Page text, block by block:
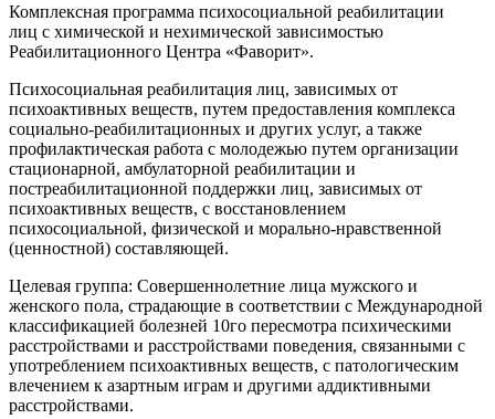
Комплексная программа психосоциальной реабилитации
лиц с химической и нехимической зависимостью
Реабилитационного Центра «Фаворит».
Психосоциальная реабилитация лиц, зависимых от
психоактивных веществ, путем предоставления комплекса
социально-реабилитационных и других услуг, а также
профилактическая работа с молодежью путем организации
стационарной, амбулаторной реабилитации и
постреабилитационной поддержки лиц, зависимых от
психоактивных веществ, с восстановлением
психосоциальной, физической и морально-нравственной
(ценностной) составляющей.
Целевая группа: Совершеннолетние лица мужского и
женского пола, страдающие в соответствии с Международной
классификацией болезней 10го пересмотра психическими
расстройствами и расстройствами поведения, связанными с
употреблением психоактивных веществ, с патологическим
влечением к азартным играм и другими аддиктивными
расстройствами.